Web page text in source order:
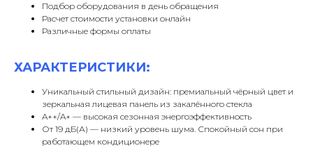
Подбор оборудования в день обращения
Расчет стоимости установки онлайн
Различные формы оплаты
ХАРАКТЕРИСТИКИ:
Уникальный стильный дизайн: премиальный чёрный цвет и
зеркальная лицевая панель из закалённого стекла
A++/A+ — высокая сезонная энергоэффективность
От 19 дБ(А) — низкий уровень шума. Спокойный сон при
работающем кондиционере